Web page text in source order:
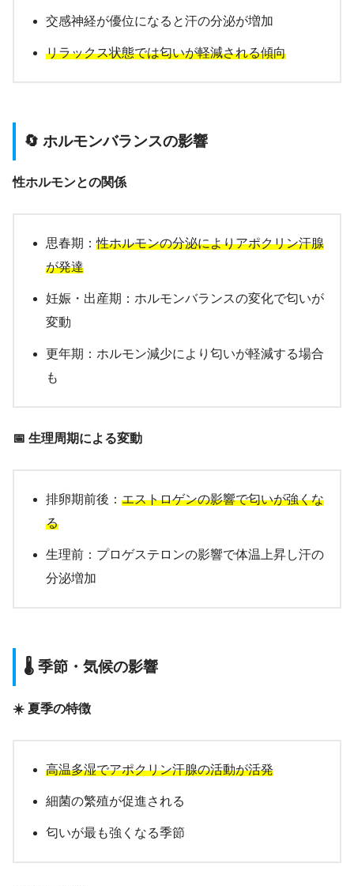
交感神経が優位になると汗の分泌が増加
リラックス状態では匂いが軽減される傾向
🔄 ホルモンバランスの影響
性ホルモンとの関係
思春期：性ホルモンの分泌によりアポクリン汗腺
が発達
妊娠・出産期：ホルモンバランスの変化で匂いが
変動
更年期：ホルモン減少により匂いが軽減する場合
も
📅 生理周期による変動
排卵期前後： エストロゲンの影響で匂いが強くな
る
生理前：プロゲステロンの影響で体温上昇し汗の
分泌増加
🌡️ 季節・気候の影響
☀️ 夏季の特徴
高温多湿でアポクリン汗腺の活動が活発
細菌の繁殖が促進される
匂いが最も強くなる季節